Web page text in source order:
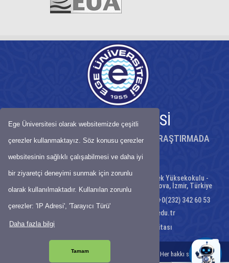
Ege Üniversitesi olarak websitemizde çeşitli
çerezler kullanmaktayız. Söz konusu çerezler
websitesinin sağlıklı çalışabilmesi ve daha iyi
bir ziyaretçi deneyimi sunmak için zorunlu
olarak kullanılmaktadır. Kullanılan zorunlu
çerezler: 'IP Adresi', 'Tarayıcı Türü'
Daha fazla bilgi
Tamam
EGE ÜNİVERSİTESİ
KÖKLÜ BİRİKİMİYLE BİLİMDE ÖNCÜ, ARAŞTIRMADA
Adres: T.C. Ege Üniversitesi, Emel Akın Meslek Yüksekokulu -
Erzene Mah. Ankara Cad. No:172/50 35040 Bornova, İzmir, Türkiye
Telefon : Tel: +0(232) 342 60 53 - Faks: Tel: +0(232) 342 60 53
Mail: emelakin@mail.ege.edu.tr
Site Haritası
© Bilgi İşlem Daire Başkanlığı-2021-EGE ÜNiVERSiTESi Her hakkı saklıdır.